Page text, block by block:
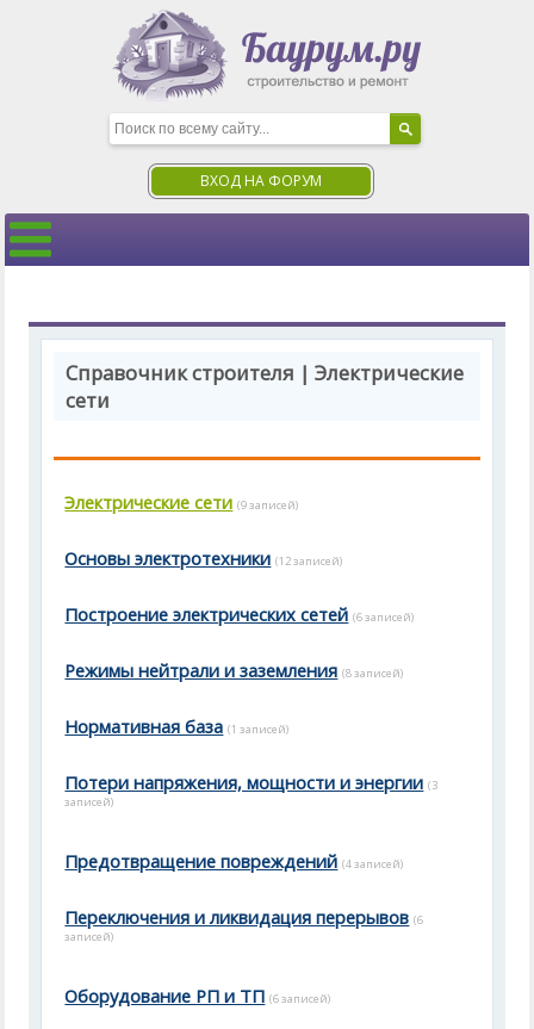
ВХОД НА ФОРУМ
Справочник строителя | Электрические
сети
Электрические сети (9 записей)
Основы электротехники (12 записей)
Построение электрических сетей (6 записей)
Режимы нейтрали и заземления (8 записей)
Нормативная база (1 записей)
Потери напряжения, мощности и энергии (3
записей)
Предотвращение повреждений (4 записей)
Переключения и ликвидация перерывов (6
записей)
Оборудование РП и ТП (6 записей)